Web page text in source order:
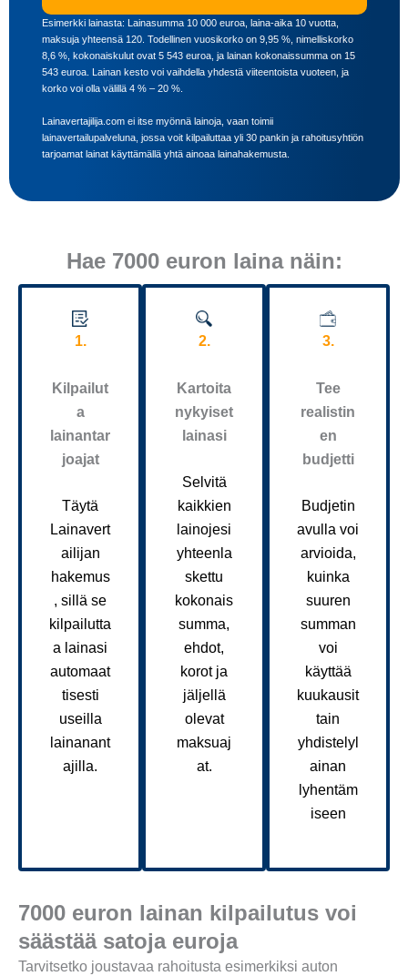
Esimerkki lainasta: Lainasumma 10 000 euroa, laina-aika 10 vuotta,
maksuja yhteensä 120. Todellinen vuosikorko on 9,95 %, nimelliskorko
8,6 %, kokonaiskulut ovat 5 543 euroa, ja lainan kokonaissumma on 15
543 euroa. Lainan kesto voi vaihdella yhdestä viiteentoista vuoteen, ja
korko voi olla välillä 4 % – 20 %.
Lainavertajilija.com ei itse myönnä lainoja, vaan toimii
lainavertailupalveluna, jossa voit kilpailuttaa yli 30 pankin ja rahoitusyhtiön
tarjoamat lainat käyttämällä yhtä ainoaa lainahakemusta.
Hae 7000 euron laina näin:
3.
Tee
realistin
en
budjetti
Budjetin
avulla voi
arvioida,
kuinka
suuren
summan
voi
käyttää
kuukausit
tain
yhdistelyl
ainan
lyhentäm
iseen
2.
Kartoita
nykyiset
lainasi
Selvitä
kaikkien
lainojesi
yhteenla
skettu
kokonais
summa,
ehdot,
korot ja
jäljellä
olevat
maksuaj
at.
1.
Kilpailut
a
lainantar
joajat
Täytä
Lainavert
ailijan
hakemus
, sillä se
kilpailutta
a lainasi
automaat
tisesti
useilla
lainanant
ajilla.
7000 euron lainan kilpailutus voi
säästää satoja euroja
Tarvitsetko joustavaa rahoitusta esimerkiksi auton